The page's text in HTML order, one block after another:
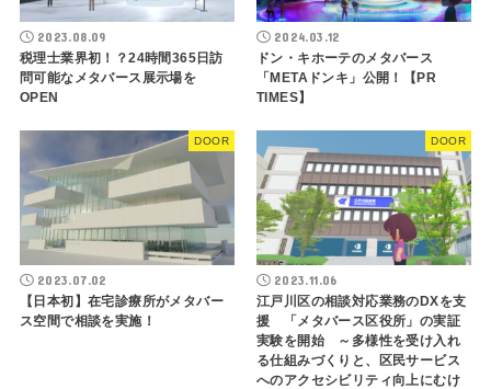
2023.08.09
税理士業界初！？24時間365日訪
問可能なメタバース展示場を
OPEN
2024.03.12
ドン・キホーテのメタバース
「METAドンキ」公開！【PR
TIMES】
DOOR
2023.07.02
【日本初】在宅診療所がメタバー
ス空間で相談を実施！
DOOR
2023.11.06
江戸川区の相談対応業務のDXを支
援 「メタバース区役所」の実証
実験を開始 ～多様性を受け入れ
る仕組みづくりと、区民サービス
へのアクセシビリティ向上にむけ